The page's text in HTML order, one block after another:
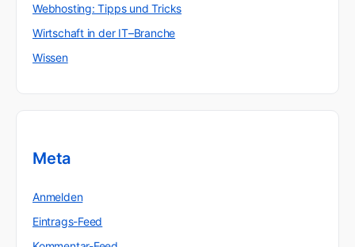
Webhosting: Tipps und Tricks
Wirtschaft in der IT–Branche
Wissen
Meta
Anmelden
Eintrags-Feed